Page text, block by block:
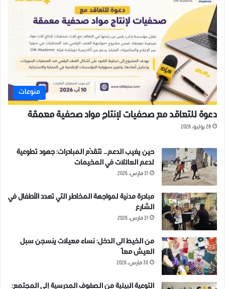
منوعات
دعوة للتعاقد مع صحفيات لإنتاج مواد صحفية معمقة
28 يوليو، 2026
حين يغيب الدعم… تتقدّم المبادرات: جهود تطوعية
لدعم العائلات في المخيمات
31 مارس، 2026
مبادرة مدنية لمواجهة المخاطر التي تهدد الأطفال في
الشارع
31 مارس، 2026
من الخيط الى الدخل: نساء معيلات ينسجن سبل
العيش معاً
30 مارس، 2026
التوعية البيئية من الصفوف المدرسية إلى المجتمع: